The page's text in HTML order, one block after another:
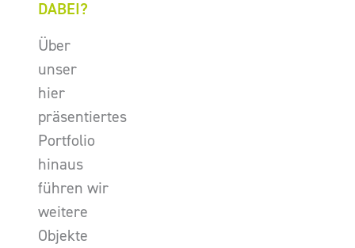
DABEI?
Über
unser
hier
präsentiertes
Portfolio
hinaus
führen wir
weitere
Objekte